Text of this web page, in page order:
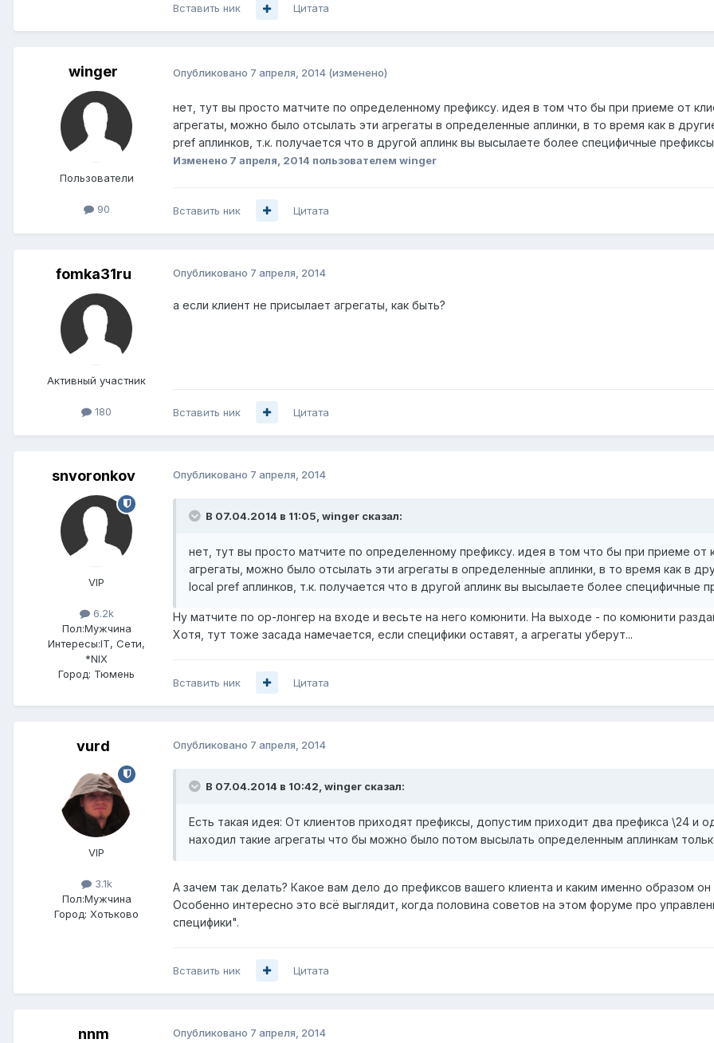
Вставить ник Цитата
winger
Пользователи
90
Опубликовано 7 апреля, 2014 (изменено)
нет, тут вы просто матчите по определенному префиксу. идея в том что бы при приеме от
агрегаты, можно было отсылать эти агрегаты в определенные аплинки, в то время как в
pref аплинков, т.к. получается что в другой аплинк вы высылаете более специфичные
Изменено 7 апреля, 2014 пользователем winger
Вставить ник Цитата
fomka31ru
Активный участник
180
Опубликовано 7 апреля, 2014
а если клиент не присылает агрегаты, как быть?
Вставить ник Цитата
snvoronkov
VIP
6.2k
Пол:Мужчина
Интересы:IT, Сети,
*NIX
Город: Тюмень
Опубликовано 7 апреля, 2014
В 07.04.2014 в 11:05, winger сказал:
нет, тут вы просто матчите по определенному префиксу. идея в том что бы при приеме
агрегаты, можно было отсылать эти агрегаты в определенные аплинки, в то время как в
local pref аплинков, т.к. получается что в другой аплинк вы высылаете более специфичные
Ну матчите по ор-лонгер на входе и весьте на него комюнити. На выходе - по комюнити
Хотя, тут тоже засада намечается, если специфики оставят, а агрегаты уберут...
Вставить ник Цитата
vurd
VIP
3.1k
Пол:Мужчина
Город: Хотьково
Опубликовано 7 апреля, 2014
В 07.04.2014 в 10:42, winger сказал:
Есть такая идея: От клиентов приходят префиксы, допустим приходит два префикса \24 и
находил такие агрегаты что бы можно было потом высылать определенным аплинкам
А зачем так делать? Какое вам дело до префиксов вашего клиента и каким именно образом он
Особенно интересно это всё выглядит, когда половина советов на этом форуме про
специфики".
Вставить ник Цитата
nnm Опубликовано 7 апреля, 2014